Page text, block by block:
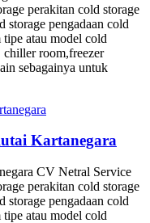
perakitan cold storage
storage pengadaan cold
atau model cold
chiller room,freezer
sebagainya untuk
Kartanegara
CV Netral Service
perakitan cold storage
storage pengadaan cold
atau model cold